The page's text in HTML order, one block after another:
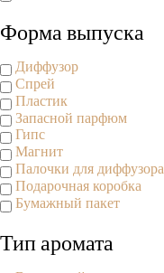
Форма выпуска
Диффузор
Спрей
Пластик
Запасной парфюм
Гипс
Магнит
Палочки для диффузора
Подарочная коробка
Бумажный пакет
Тип аромата